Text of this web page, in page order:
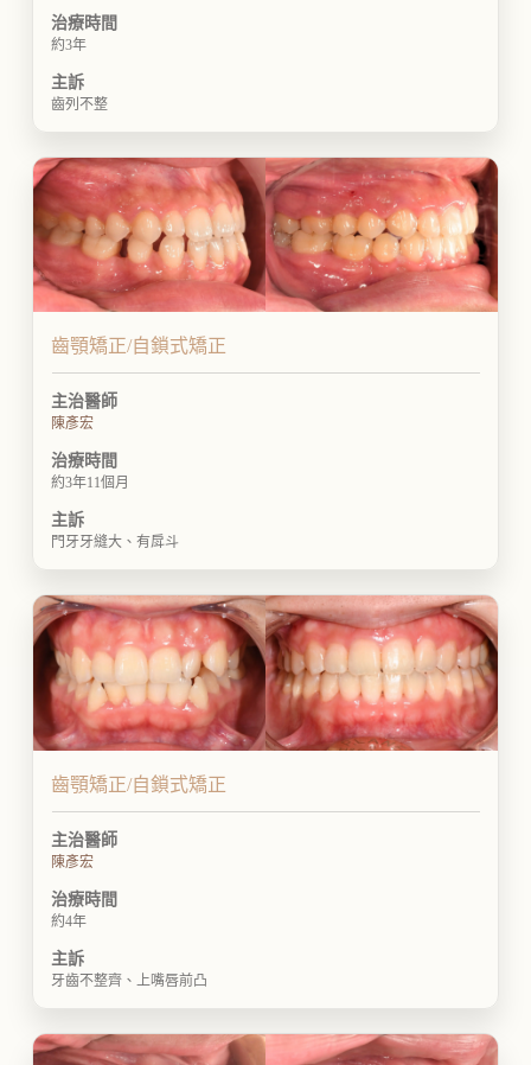
治療時間
約3年
主訴
齒列不整
齒顎矯正/自鎖式矯正
主治醫師
陳彥宏
治療時間
約3年11個月
主訴
門牙牙縫大、有戽斗
齒顎矯正/自鎖式矯正
主治醫師
陳彥宏
治療時間
約4年
主訴
牙齒不整齊、上嘴唇前凸